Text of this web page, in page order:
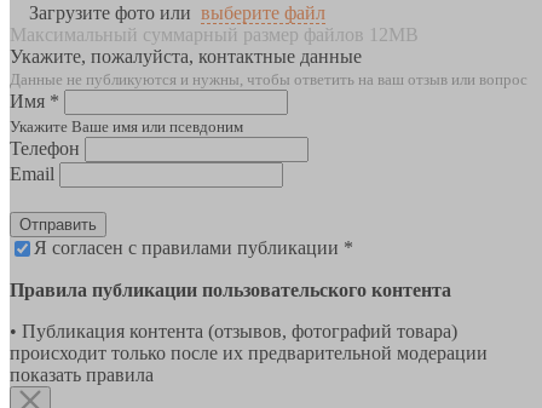
Загрузите фото или выберите файл
Максимальный суммарный размер файлов 12MB
Укажите, пожалуйста, контактные данные
Данные не публикуются и нужны, чтобы ответить на ваш отзыв или вопрос
Имя *
Укажите Ваше имя или псевдоним
Телефон
Email
Отправить
Я согласен с правилами публикации *
Правила публикации пользовательского контента
• Публикация контента (отзывов, фотографий товара)
происходит только после их предварительной модерации
показать правила